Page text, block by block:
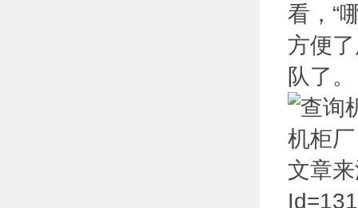
看，“
方便
队了。
文章